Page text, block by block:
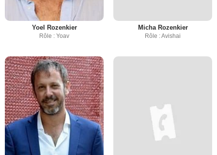
Yoel Rozenkier
Rôle : Yoav
Micha Rozenkier
Rôle : Avishai